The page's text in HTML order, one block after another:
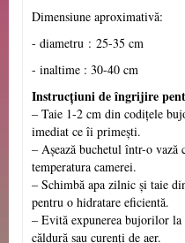
Dimensiune aproximativă:
- diametru : 25-35 cm
- inaltime : 30-40 cm
Instrucțiuni de îngrijire
– Taie 1-2 cm din codițele
imediat ce îi primești.
– Așează buchetul într-o vază
temperatura camerei.
– Schimbă apa zilnic și taie
pentru o hidratare eficientă.
– Evită expunerea bujorilor la
căldură sau curenți de aer.